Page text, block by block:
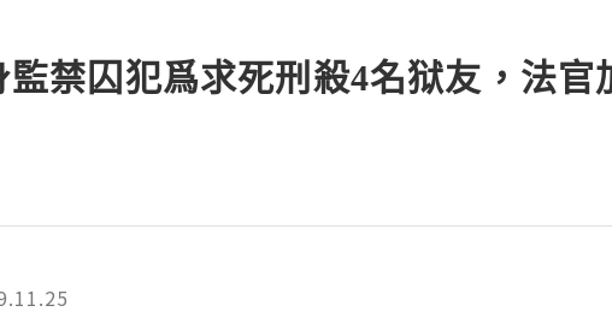
禁囚犯爲求死刑殺4名狱友，法官